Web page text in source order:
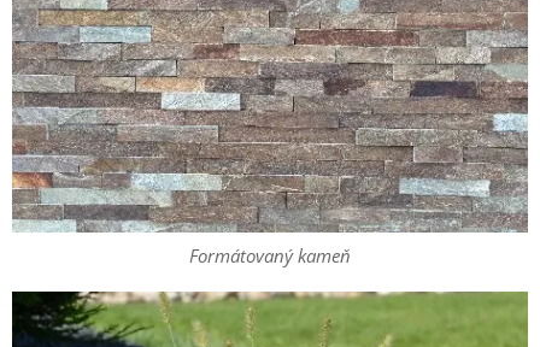
Formátovaný kameň